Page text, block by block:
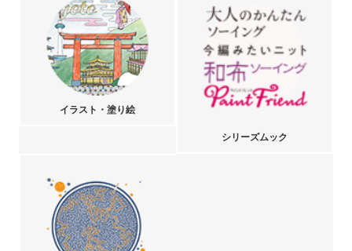
イラスト・塗り絵
シリーズムック